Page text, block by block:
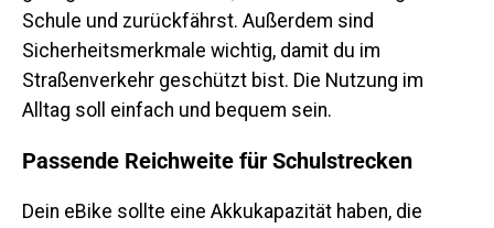
Schule und zurückfährst. Außerdem sind
Sicherheitsmerkmale wichtig, damit du im
Straßenverkehr geschützt bist. Die Nutzung im
Alltag soll einfach und bequem sein.
Passende Reichweite für Schulstrecken
Dein eBike sollte eine Akkukapazität haben, die